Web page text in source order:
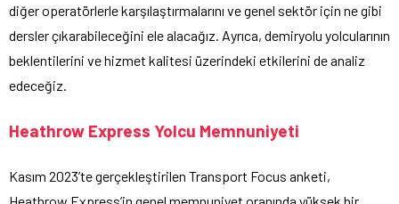
diğer operatörlerle karşılaştırmalarını ve genel sektör için ne gibi
dersler çıkarabileceğini ele alacağız. Ayrıca, demiryolu yolcularının
beklentilerini ve hizmet kalitesi üzerindeki etkilerini de analiz
edeceğiz.
Heathrow Express Yolcu Memnuniyeti
Kasım 2023’te gerçekleştirilen Transport Focus anketi,